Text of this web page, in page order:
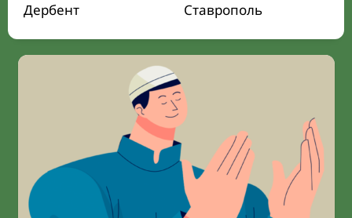
Дербент
Ставрополь